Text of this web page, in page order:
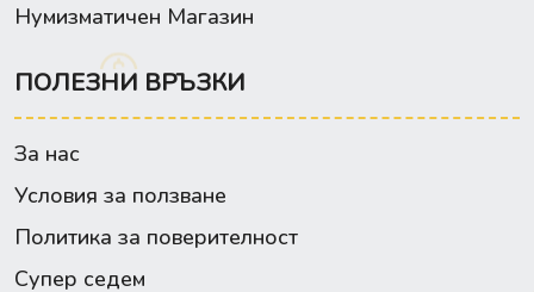
Нумизматичен Магазин
ПОЛЕЗНИ ВРЪЗКИ
За нас
Условия за ползване
Политика за поверителност
Супер седем